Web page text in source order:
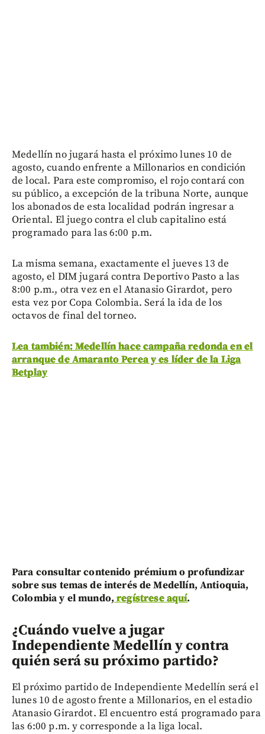
Medellín no jugará hasta el próximo lunes 10 de
agosto, cuando enfrente a Millonarios en condición
de local. Para este compromiso, el rojo contará con
su público, a excepción de la tribuna Norte, aunque
los abonados de esta localidad podrán ingresar a
Oriental. El juego contra el club capitalino está
programado para las 6:00 p.m.
La misma semana, exactamente el jueves 13 de
agosto, el DIM jugará contra Deportivo Pasto a las
8:00 p.m., otra vez en el Atanasio Girardot, pero
esta vez por Copa Colombia. Será la ida de los
octavos de final del torneo.
Lea también: Medellín hace campaña redonda en el
arranque de Amaranto Perea y es líder de la Liga
Betplay
Para consultar contenido prémium o profundizar
sobre sus temas de interés de Medellín, Antioquia,
Colombia y el mundo, regístrese aquí.
¿Cuándo vuelve a jugar
Independiente Medellín y contra
quién será su próximo partido?
El próximo partido de Independiente Medellín será el
lunes 10 de agosto frente a Millonarios, en el estadio
Atanasio Girardot. El encuentro está programado para
las 6:00 p.m. y corresponde a la liga local.